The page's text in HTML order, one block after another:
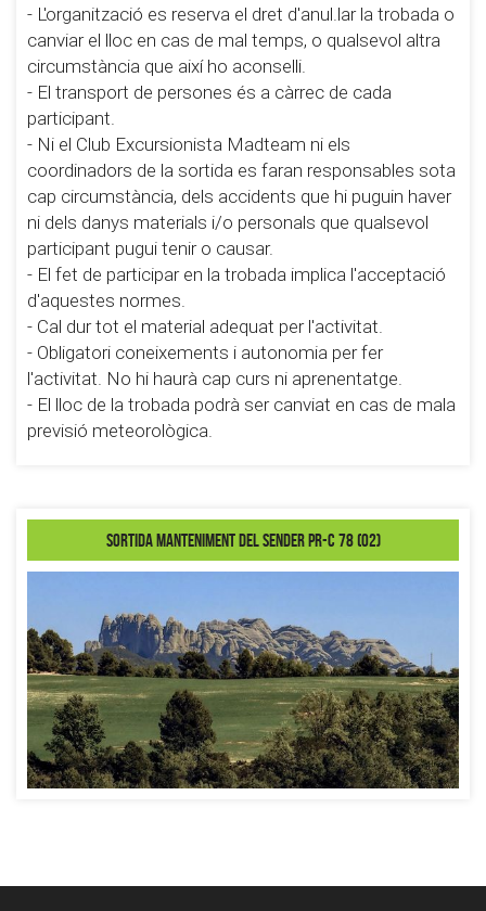
- L'organització es reserva el dret d'anul.lar la trobada o
canviar el lloc en cas de mal temps, o qualsevol altra
circumstància que així ho aconselli.
- El transport de persones és a càrrec de cada
participant.
- Ni el Club Excursionista Madteam ni els
coordinadors de la sortida es faran responsables sota
cap circumstància, dels accidents que hi puguin haver
ni dels danys materials i/o personals que qualsevol
participant pugui tenir o causar.
- El fet de participar en la trobada implica l'acceptació
d'aquestes normes.
- Cal dur tot el material adequat per l'activitat.
- Obligatori coneixements i autonomia per fer
l'activitat. No hi haurà cap curs ni aprenentatge.
- El lloc de la trobada podrà ser canviat en cas de mala
previsió meteorològica.
Sortida Manteniment del Sender PR-C 78 (02)